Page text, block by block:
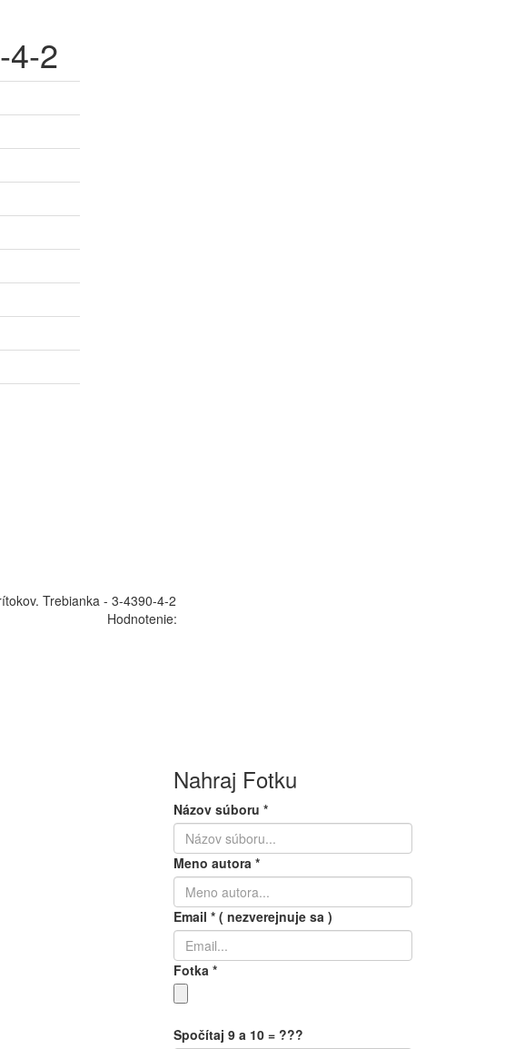
4-2
Trebianka - 3-4390-4-2
Hodnotenie:
Nahraj Fotku
Názov súboru*
Meno autora*
Email* ( nezverejnuje sa )
Fotka*
Spočítaj 9 a 10 = ???